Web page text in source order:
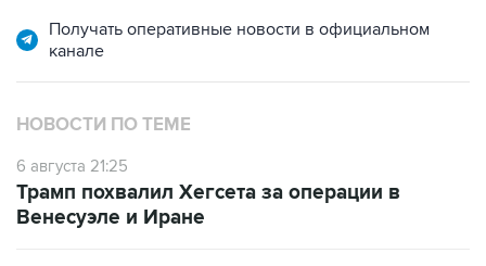
Получать оперативные новости в официальном
канале
НОВОСТИ ПО ТЕМЕ
6 августа 21:25
Трамп похвалил Хегсета за операции в
Венесуэле и Иране